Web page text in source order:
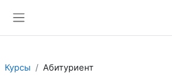
Курсы Абитуриент